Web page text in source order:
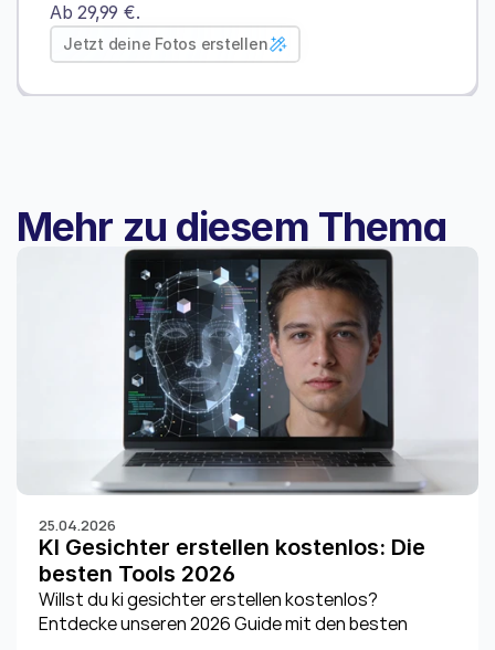
Ab 29,99 €.
Jetzt deine Fotos erstellen
Mehr zu diesem Thema
25.04.2026
KI Gesichter erstellen kostenlos: Die
besten Tools 2026
Willst du ki gesichter erstellen kostenlos?
Entdecke unseren 2026 Guide mit den besten